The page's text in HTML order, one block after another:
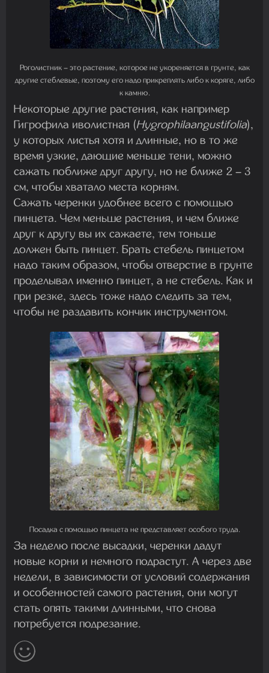
Роголистник – это растение, которое не укореняется в грунте, как
другие стеблевые, поэтому его надо прикреплять либо к коряге, либо
к камню.
Некоторые другие растения, как например
Гигрофила иволистная (Hygrophilaangustifolia),
у которых листья хотя и длинные, но в то же
время узкие, дающие меньше тени, можно
сажать поближе друг другу, но не ближе 2 – 3
см, чтобы хватало места корням.
Сажать черенки удобнее всего с помощью
пинцета. Чем меньше растения, и чем ближе
друг к другу вы их сажаете, тем тоньше
должен быть пинцет. Брать стебель пинцетом
надо таким образом, чтобы отверстие в грунте
проделывал именно пинцет, а не стебель. Как и
при резке, здесь тоже надо следить за тем,
чтобы не раздавить кончик инструментом.
Посадка с помощью пинцета не представляет особого труда.
За неделю после высадки, черенки дадут
новые корни и немного подрастут. А через две
недели, в зависимости от условий содержания
и особенностей самого растения, они могут
стать опять такими длинными, что снова
потребуется подрезание.